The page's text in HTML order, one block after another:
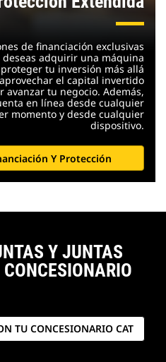
de financiación exclusivas
adquirir una máquina
tu inversión más allá
el capital invertido
avanzar tu negocio. Además,
en línea desde cualquier
momento y desde cualquier
dispositivo.
Y Protección
Y JUNTAS
TU CONCESIONARIO CAT